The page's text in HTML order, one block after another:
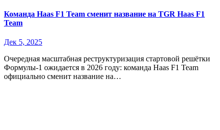
Команда Haas F1 Team сменит название на TGR Haas F1
Team
Дек 5, 2025
Очередная масштабная реструктуризация стартовой решётки
Формулы-1 ожидается в 2026 году: команда Haas F1 Team
официально сменит название на…